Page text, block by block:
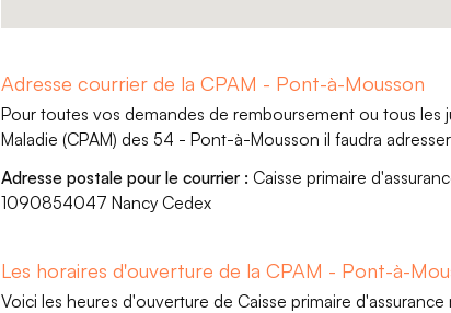
Adresse courrier de la CPAM - Pont-à-Mousson
Pour toutes vos demandes de remboursement ou tous les
Maladie (CPAM) des 54 - Pont-à-Mousson il faudra
Adresse postale pour le courrier : Caisse primaire
1090854047 Nancy Cedex
Les horaires d'ouverture de la CPAM - Pont-à-
Voici les heures d'ouverture de Caisse primaire